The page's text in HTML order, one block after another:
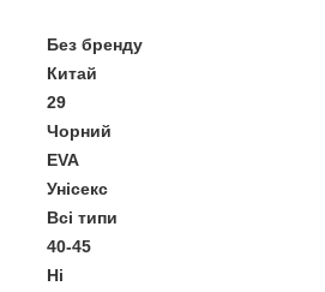
Без бренду
Китай
29
Чорний
EVA
Унісекс
Всі типи
40-45
Ні